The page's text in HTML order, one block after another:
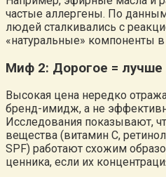
частые аллергены. По
людей сталкивались с
«натуральные» компоненты
Миф 2: Дорогое = лучше
Высокая цена нередко
бренд-имидж, а не
Исследования показывают,
вещества (витамин C,
SPF) работают схожим
ценника, если их